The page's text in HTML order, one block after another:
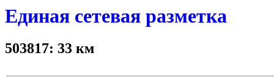
Единая сетевая разметка
503817: 33 км